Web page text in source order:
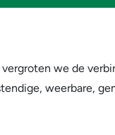
we de
weerbare,